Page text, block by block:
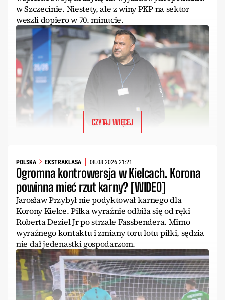
w Szczecinie. Niestety, ale z winy PKP na sektor
weszli dopiero w 70. minucie.
CZYTAJ WIĘCEJ
POLSKA EKSTRAKLASA 08.08.2026 21:21
Ogromna kontrowersja w Kielcach. Korona
powinna mieć rzut karny? [WIDEO]
Jarosław Przybył nie podyktował karnego dla
Korony Kielce. Piłka wyraźnie odbiła się od ręki
Roberta Deziel Jr po strzale Fassbendera. Mimo
wyraźnego kontaktu i zmiany toru lotu piłki, sędzia
nie dał jedenastki gospodarzom.